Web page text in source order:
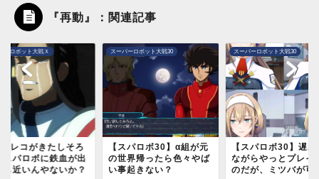
『再動』：関連記事
ーロボット大戦30
パロボ30】α組が元
界帰ったら色々やば
起きない？
スーパーロボット大戦30
【スパロボ30】遅ればせ
ながらやっとプレイした
のだが、ミツバが可愛...
ガンダム
【ライジングフリー
ム】劇場版『機動戦
ンダムSEED